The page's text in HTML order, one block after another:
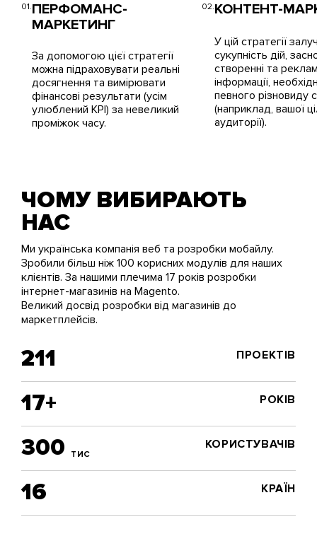
ПЕРФОМАНС-
МАРКЕТИНГ
За допомогою цієї стратегії
можна підраховувати реальні
досягнення та вимірювати
фінансові результати (усім
улюблений KPI) за невеликий
проміжок часу.
КОНТЕНТ-
У цій стратегії
сукупність дій,
створенні та
інформації,
певного різновиду
(наприклад, вашої
аудиторії).
ЧОМУ ВИБИРАЮТЬ
НАС
Ми українська компанія веб та розробки мобайлу.
Зробили більш ніж 100 корисних модулів для наших
клієнтів. За нашими плечима 17 років розробки
інтернет-магазинів на Magento.
Великий досвід розробки від магазинів до
маркетплейсів.
211 ПРОЕКТІВ
17+ РОКІВ
300 ТИС
КОРИСТУВАЧІВ
16 КРАЇН